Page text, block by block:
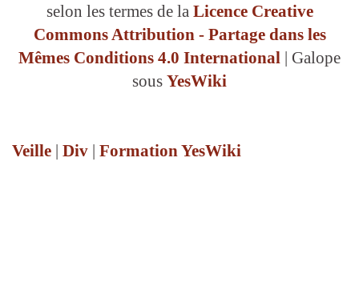
selon les termes de la Licence Creative
Commons Attribution - Partage dans les
Mêmes Conditions 4.0 International | Galope
sous YesWiki
Veille | Div | Formation YesWiki